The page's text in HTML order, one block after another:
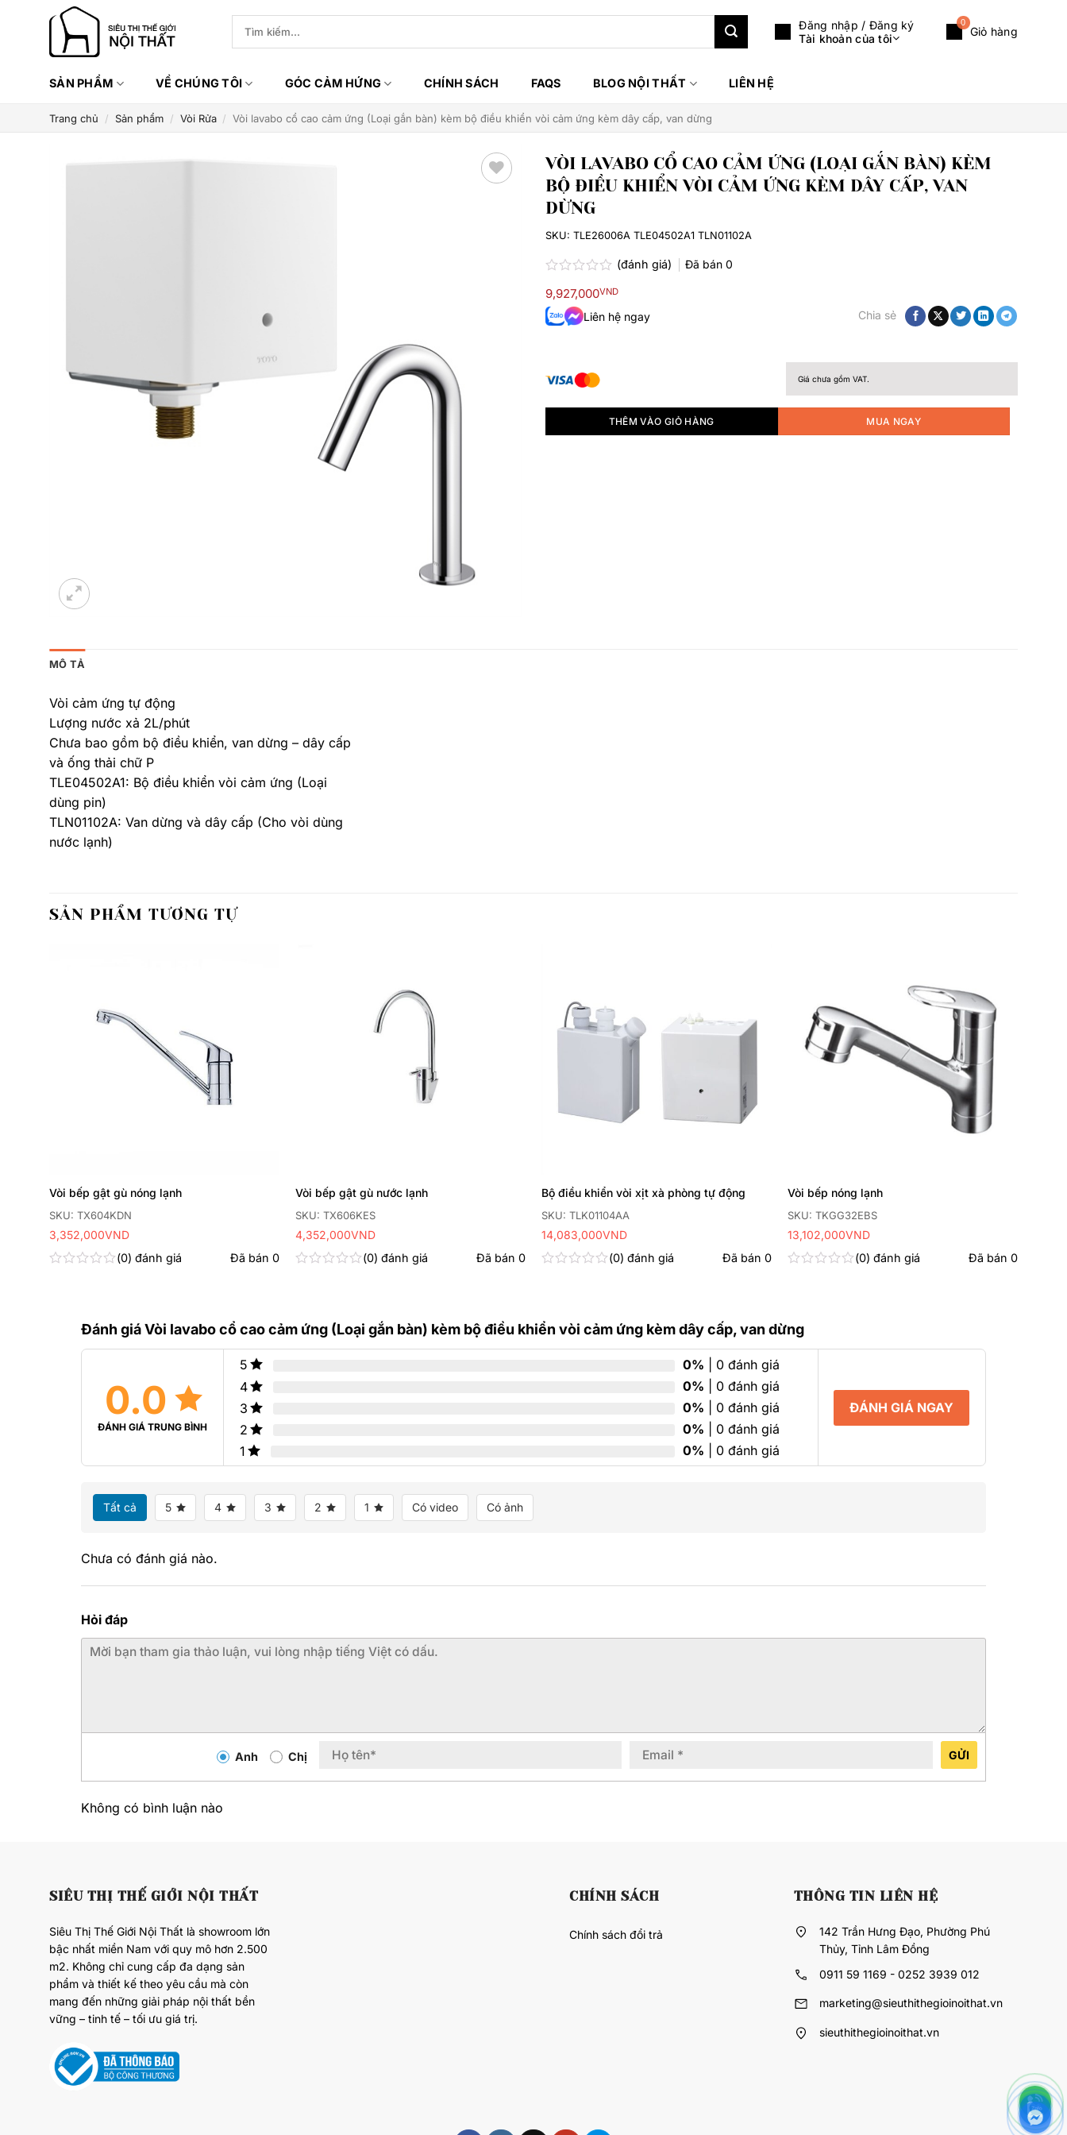
kiếm:
Đăng nhập / Đăng ký
Tài khoản của tôi
Giỏ hàng
0
SẢN PHẨM VỀ CHÚNG TÔI GÓC CẢM HỨNG CHÍNH SÁCH FAQS BLOG NỘI THẤT LIÊN HỆ
Trang chủ / Sản phẩm / Vòi Rửa / Vòi lavabo cổ cao cảm ứng (Loại gắn bàn) kèm bộ điều khiển vòi cảm ứng kèm dây cấp, van dừng
VÒI LAVABO CỔ CAO CẢM ỨNG (LOẠI GẮN BÀN) KÈM
BỘ ĐIỀU KHIỂN VÒI CẢM ỨNG KÈM DÂY CẤP, VAN
DỪNG
xếp
hạng
0.0
(đánh giá) Đã bán 0
9,927,000VND
Liên hệ ngay Chia sẻ
Giá chưa gồm VAT.
THÊM VÀO GIỎ HÀNG MUA NGAY
SKU: TLE26006A TLE04502A1 TLN01102A
MÔ TẢ
Vòi cảm ứng tự động
Lượng nước xả 2L/phút
Chưa bao gồm bộ điều khiển, van dừng – dây cấp
và ống thải chữ P
TLE04502A1: Bộ điều khiển vòi cảm ứng (Loại
dùng pin)
TLN01102A: Van dừng và dây cấp (Cho vòi dùng
nước lạnh)
SẢN PHẨM TƯƠNG TỰ
SKU: TX604KDN
Vòi bếp gật gù nóng lạnh
0 đánh giá Đã bán0
3,352,000VND
SKU: TX606KES
Vòi bếp gật gù nước lạnh
5
0 đánh giá Đã bán0
4,352,000VND
SKU: TLK01104AA
Bộ điều khiển vòi xịt xà phòng tự động
5
0 đánh giá Đã bán0
14,083,000VND
yêu
thích
SKU: TKGG32EBS
Vòi bếp nóng lạnh
5
sao
0 đánh giá Đã bán0
13,102,000VND
Đánh giá Vòi lavabo cổ cao cảm ứng (Loại gắn bàn) kèm bộ điều khiển vòi cảm ứng kèm dây cấp, van dừng
0.0
ĐÁNH GIÁ TRUNG BÌNH
5 0% | 0 đánh giá
4
0% | 0 đánh giá
3
0% | 0 đánh giá
2
0% | 0 đánh giá
1
0% | 0 đánh giá
ĐÁNH GIÁ NGAY
Tất cả 5 4 3 2 1 Có video Có ảnh
Chưa có đánh giá nào.
Hỏi đáp
Anh Chị GỬI
Không có bình luận nào
SIÊU THỊ THẾ GIỚI NỘI THẤT
Siêu Thị Thế Giới Nội Thất là showroom lớn
bậc nhất miền Nam với quy mô hơn 2.500
m2. Không chỉ cung cấp đa dạng sản
phẩm và thiết kế theo yêu cầu mà còn
mang đến những giải pháp nội thất bền
vững – tinh tế – tối ưu giá trị.
CHÍNH SÁCH
Chính sách đổi trả
THÔNG TIN LIÊN HỆ
142 Trần Hưng Đạo, Phường Phú
Thủy, Tỉnh Lâm Đồng
0911 59 1169 - 0252 3939 012
marketing@sieuthithegioinoithat.vn
sieuthithegioinoithat.vn